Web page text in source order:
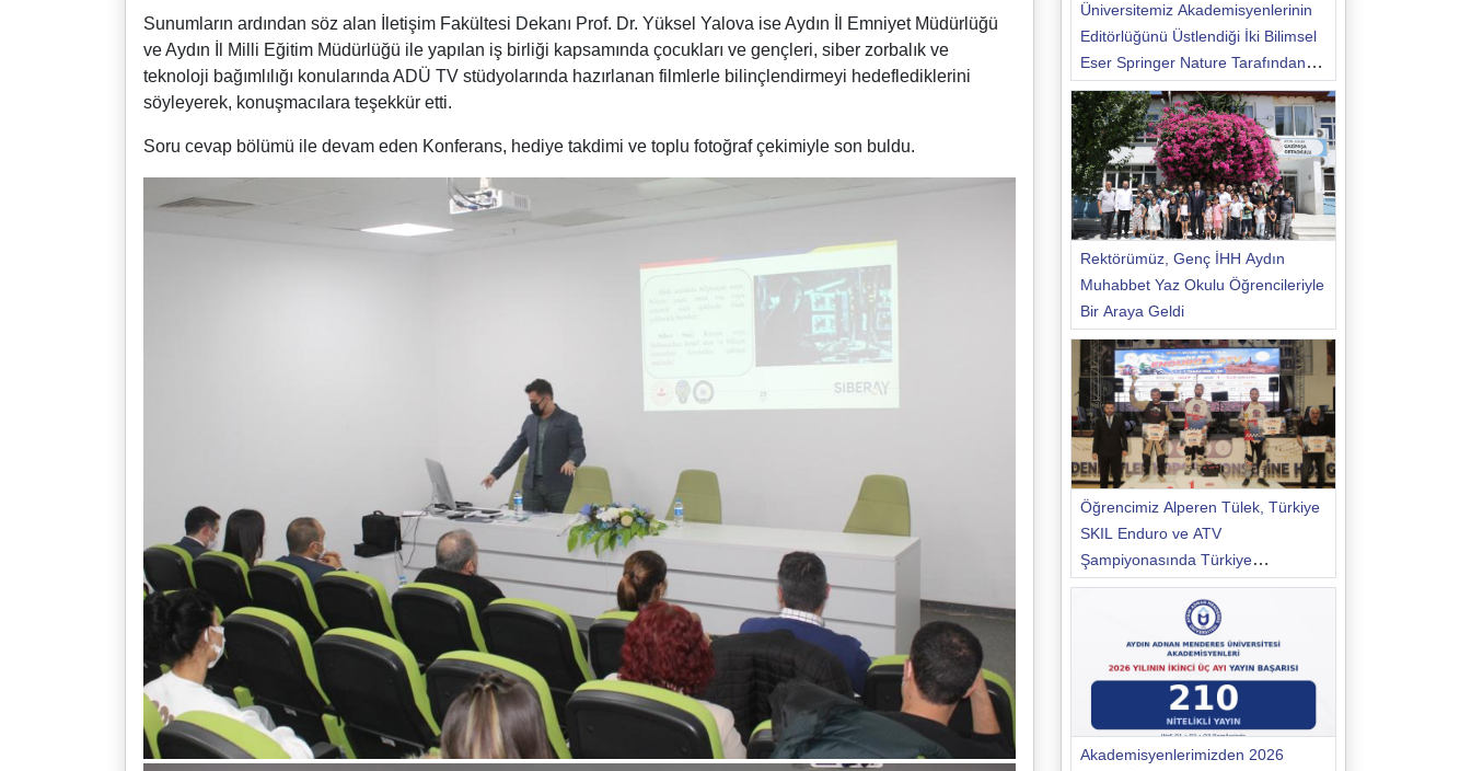
Sunumların ardından söz alan İletişim Fakültesi Dekanı Prof. Dr. Yüksel Yalova ise Aydın İl Emniyet Müdürlüğü
ve Aydın İl Milli Eğitim Müdürlüğü ile yapılan iş birliği kapsamında çocukları ve gençleri, siber zorbalık ve
teknoloji bağımlılığı konularında ADÜ TV stüdyolarında hazırlanan filmlerle bilinçlendirmeyi hedeflediklerini
söyleyerek, konuşmacılara teşekkür etti.
Soru cevap bölümü ile devam eden Konferans, hediye takdimi ve toplu fotoğraf çekimiyle son buldu.
Üniversitemiz Akademisyenlerinin
Editörlüğünü Üstlendiği İki Bilimsel
Eser Springer Nature Tarafından
Yayımlandı
Rektörümüz, Genç İHH Aydın
Muhabbet Yaz Okulu Öğrencileriyle
Bir Araya Geldi
Öğrencimiz Alperen Tülek, Türkiye
SKIL Enduro ve ATV
Şampiyonasında Türkiye
Şampiyonu Oldu
Akademisyenlerimizden 2026